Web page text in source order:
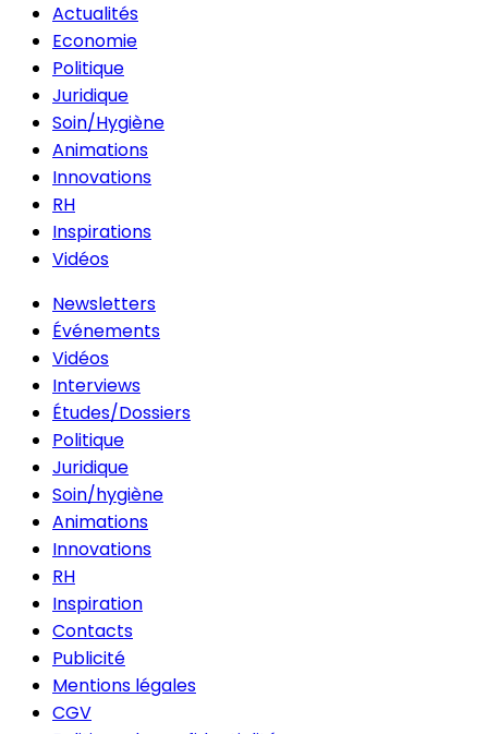
Actualités
Economie
Politique
Juridique
Soin/Hygiène
Animations
Innovations
RH
Inspirations
Vidéos
Newsletters
Événements
Vidéos
Interviews
Études/Dossiers
Politique
Juridique
Soin/hygiène
Animations
Innovations
RH
Inspiration
Contacts
Publicité
Mentions légales
CGV